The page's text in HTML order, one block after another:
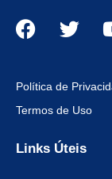
Política de
Termos de Uso
Links Úteis